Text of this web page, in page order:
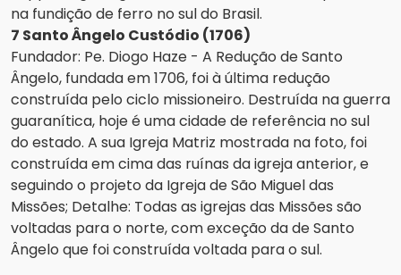
na fundição de ferro no sul do Brasil.
7 Santo Ângelo Custódio (1706)
Fundador: Pe. Diogo Haze - A Redução de Santo
Ângelo, fundada em 1706, foi à última redução
construída pelo ciclo missioneiro. Destruída na guerra
guaranítica, hoje é uma cidade de referência no sul
do estado. A sua Igreja Matriz mostrada na foto, foi
construída em cima das ruínas da igreja anterior, e
seguindo o projeto da Igreja de São Miguel das
Missões; Detalhe: Todas as igrejas das Missões são
voltadas para o norte, com exceção da de Santo
Ângelo que foi construída voltada para o sul.